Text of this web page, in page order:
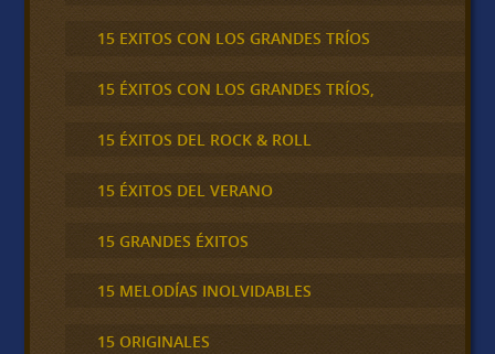
15 EXITOS CON LOS GRANDES TRÍOS
15 ÉXITOS CON LOS GRANDES TRÍOS,
15 ÉXITOS DEL ROCK & ROLL
15 ÉXITOS DEL VERANO
15 GRANDES ÉXITOS
15 MELODÍAS INOLVIDABLES
15 ORIGINALES